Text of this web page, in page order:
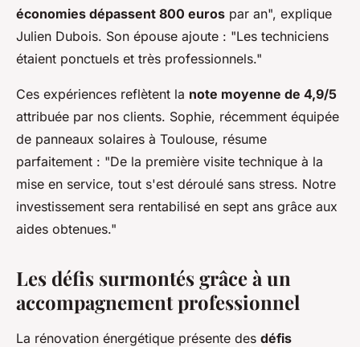
économies dépassent 800 euros par an", explique
Julien Dubois. Son épouse ajoute : "Les techniciens
étaient ponctuels et très professionnels."
Ces expériences reflètent la note moyenne de 4,9/5
attribuée par nos clients. Sophie, récemment équipée
de panneaux solaires à Toulouse, résume
parfaitement : "De la première visite technique à la
mise en service, tout s'est déroulé sans stress. Notre
investissement sera rentabilisé en sept ans grâce aux
aides obtenues."
Les défis surmontés grâce à un
accompagnement professionnel
La rénovation énergétique présente des défis